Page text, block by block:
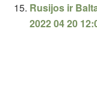
Rusijos ir
2022 04 20